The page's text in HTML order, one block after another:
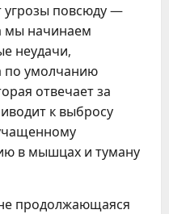
повсюду —
мы начинаем
неудачи,
по умолчанию
отвечает за
к выбросу
в мышцах и туману
продолжающаяся